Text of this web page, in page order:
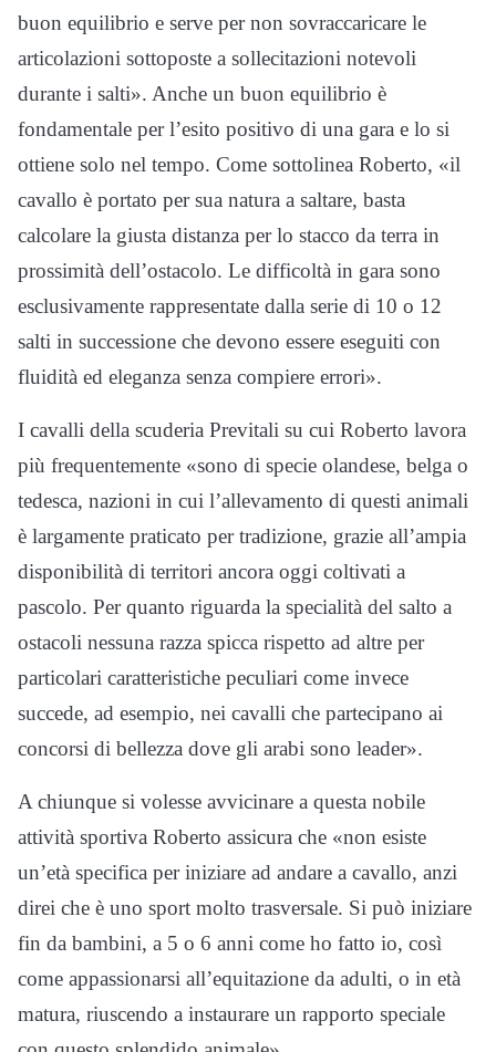
buon equilibrio e serve per non sovraccaricare le
articolazioni sottoposte a sollecitazioni notevoli
durante i salti». Anche un buon equilibrio è
fondamentale per l’esito positivo di una gara e lo si
ottiene solo nel tempo. Come sottolinea Roberto, «il
cavallo è portato per sua natura a saltare, basta
calcolare la giusta distanza per lo stacco da terra in
prossimità dell’ostacolo. Le difficoltà in gara sono
esclusivamente rappresentate dalla serie di 10 o 12
salti in successione che devono essere eseguiti con
fluidità ed eleganza senza compiere errori».
I cavalli della scuderia Previtali su cui Roberto lavora
più frequentemente «sono di specie olandese, belga o
tedesca, nazioni in cui l’allevamento di questi animali
è largamente praticato per tradizione, grazie all’ampia
disponibilità di territori ancora oggi coltivati a
pascolo. Per quanto riguarda la specialità del salto a
ostacoli nessuna razza spicca rispetto ad altre per
particolari caratteristiche peculiari come invece
succede, ad esempio, nei cavalli che partecipano ai
concorsi di bellezza dove gli arabi sono leader».
A chiunque si volesse avvicinare a questa nobile
attività sportiva Roberto assicura che «non esiste
un’età specifica per iniziare ad andare a cavallo, anzi
direi che è uno sport molto trasversale. Si può iniziare
fin da bambini, a 5 o 6 anni come ho fatto io, così
come appassionarsi all’equitazione da adulti, o in età
matura, riuscendo a instaurare un rapporto speciale